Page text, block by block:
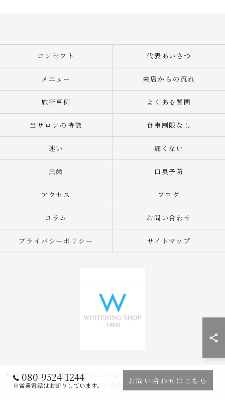
080-9524-1244
※営業電話はお断りしています。 お問い合わせはこちら
コンセプト 代表あいさつ
メニュー 来店からの流れ
施術事例 よくある質問
当サロンの特徴 食事制限なし
速い 痛くない
虫歯 口臭予防
アクセス ブログ
コラム お問い合わせ
プライバシーポリシー サイトマップ
© 2026 岐阜県土岐市のホワイトニングならWHITENING SHOP 土岐店 ALL
RIGHTS RESERVED.